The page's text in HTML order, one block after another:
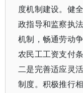
度机制建设。健
政指导和监察执
机制，畅通劳动
农民工工资支付
二是完善适应灵
制度。积极推行